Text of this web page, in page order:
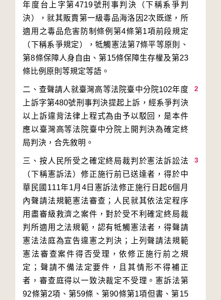
年度台上字第4719號刑事判決（下稱系爭判
決），就其販賣第一級毒品海洛因2次既遂，所
適用之毒品危害防制條例第4條第1項前段規定
（下稱系爭規定），牴觸憲法第7條平等原則、
第8條保障人身自由、第15條保障生存權及第23
2
二、查聲請人就臺灣高等法院臺中分院102年度
上訴字第480號刑事判決提起上訴，經系爭判決
以上訴違背法律上程式為由予以駁回，是本件
應以臺灣高等法院臺中分院上開判決為確定終
3
三、按人民所受之確定終局裁判於憲法訴訟法
（下稱憲訴法）修正施行前已送達者，得於中
華民國111年1月4日憲訴法修正施行日起6個月
內聲請法規範憲法審查；人民就其依法定程序
用盡審級救濟之案件，對於受不利確定終局裁
判所適用之法規範，認有牴觸憲法者，得聲請
憲法法庭為宣告違憲之判決；上列聲請法規範
憲法審查案件得否受理，依修正施行前之規
定；聲請不備法定要件，且其情形不得補正
者，審查庭得以一致決裁定不受理。憲訴法第
92條第2項、第59條、第90條第1項但書、第15